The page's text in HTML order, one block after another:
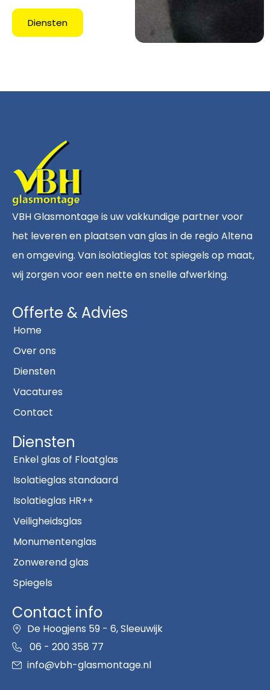
Diensten
VBH Glasmontage is uw vakkundige partner voor
het leveren en plaatsen van glas in de regio Altena
en omgeving. Van isolatieglas tot spiegels op maat,
wij zorgen voor een nette en snelle afwerking.
Offerte & Advies
Home
Over ons
Diensten
Vacatures
Contact
Diensten
Enkel glas of Floatglas
Isolatieglas standaard
Isolatieglas HR++
Veiligheidsglas
Monumentenglas
Zonwerend glas
Spiegels
Contact info
De Hoogjens 59 - 6, Sleeuwijk
06 - 200 358 77
info@vbh-glasmontage.nl